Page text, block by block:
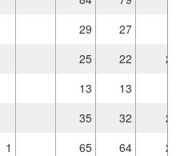
29
27
25 22
2
13
13
35 32
2
1 65 64
2